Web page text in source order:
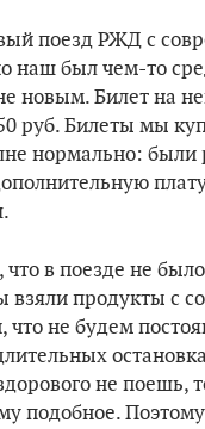
поезд РЖД с
наш был чем-то
новым. Билет на
руб. Билеты мы
нормально: были
что в поезде не
взяли продукты с
что не будем
не поешь,
подобное.